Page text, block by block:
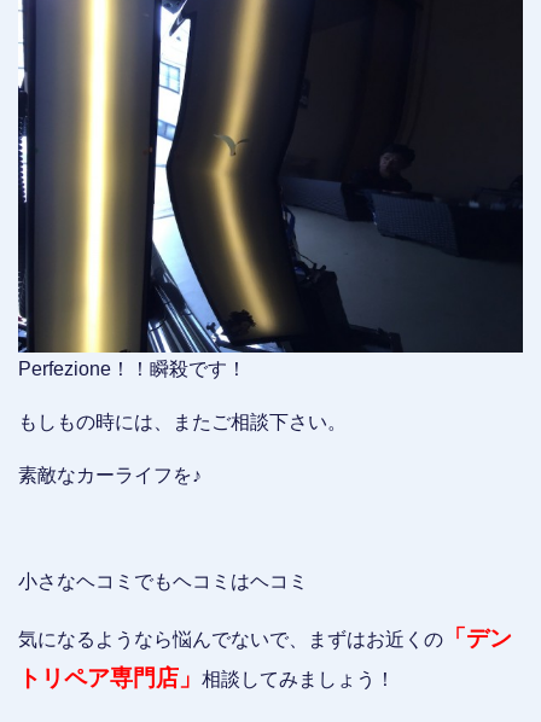
Perfezione！！瞬殺です！
もしもの時には、またご相談下さい。
素敵なカーライフを♪
小さなヘコミでもヘコミはヘコミ
気になるようなら悩んでないで、まずはお近くの
「デン
トリペア専門店」 相談してみましょう！